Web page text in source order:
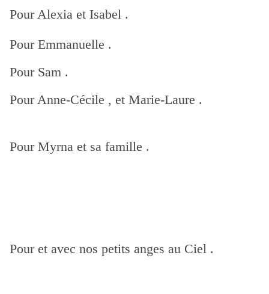
Pour Alexia et Isabel .
Pour Emmanuelle .
Pour Sam .
Pour Anne-Cécile , et Marie-Laure .
Pour Myrna et sa famille .
Pour et avec nos petits anges au Ciel .